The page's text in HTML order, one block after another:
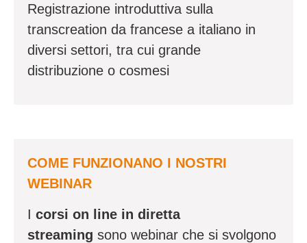
Registrazione introduttiva sulla
transcreation da francese a italiano in
diversi settori, tra cui grande
distribuzione o cosmesi
COME FUNZIONANO I NOSTRI
WEBINAR
I corsi on line in diretta
streaming sono webinar che si svolgono